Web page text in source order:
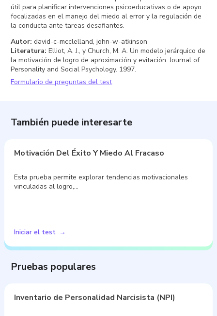
útil para planificar intervenciones psicoeducativas o de apoyo
focalizadas en el manejo del miedo al error y la regulación de
la conducta ante tareas desafiantes.
Autor: david-c-mcclelland, john-w-atkinson
Literatura: Elliot, A. J., y Church, M. A. Un modelo jerárquico de
la motivación de logro de aproximación y evitación. Journal of
Personality and Social Psychology. 1997.
Formulario de preguntas del test
También puede interesarte
Motivación Del Éxito Y Miedo Al Fracaso
Esta prueba permite explorar tendencias motivacionales
vinculadas al logro,…
Iniciar el test
Pruebas populares
Inventario de Personalidad Narcisista (NPI)